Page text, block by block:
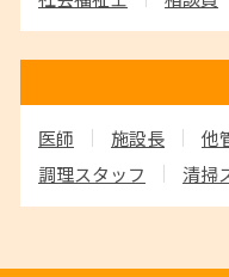
医師 施設長 他
調理スタッフ
清掃